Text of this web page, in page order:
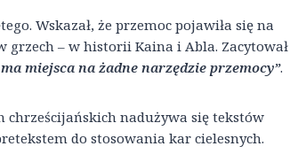
Wskazał, że przemoc pojawiła się na
– w historii Kaina i Abla. Zacytował
miejsca na żadne narzędzie przemocy”.
chrześcijańskich nadużywa się tekstów
do stosowania kar cielesnych.